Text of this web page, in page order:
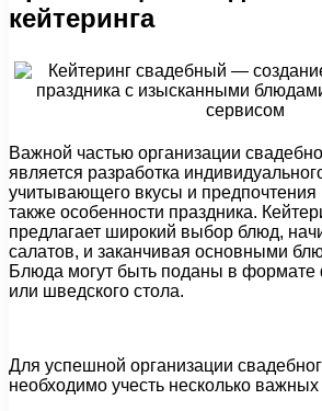
кейтеринга
Важной частью организации
является разработка
учитывающего вкусы и
также особенности праздника.
предлагает широкий выбор блюд,
салатов, и заканчивая основными
Блюда могут быть поданы в формате
или шведского стола.
Для успешной организации
необходимо учесть несколько